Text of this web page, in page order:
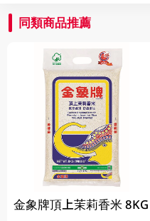
同類商品推薦
金象牌頂上茉莉香米 8KG